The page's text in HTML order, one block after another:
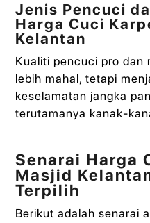
Jenis Pencuci
Harga Cuci
Kelantan
Kualiti pencuci pro dan
lebih mahal, tetapi
keselamatan jangka
terutamanya kanak-
Senarai Harga
Masjid
Terpilih
Berikut adalah senarai